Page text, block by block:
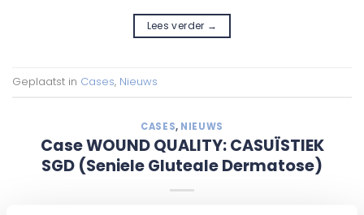
Lees verder →
Geplaatst in Cases, Nieuws
CASES, NIEUWS
Case WOUND QUALITY: CASUÏSTIEK
SGD (Seniele Gluteale Dermatose)